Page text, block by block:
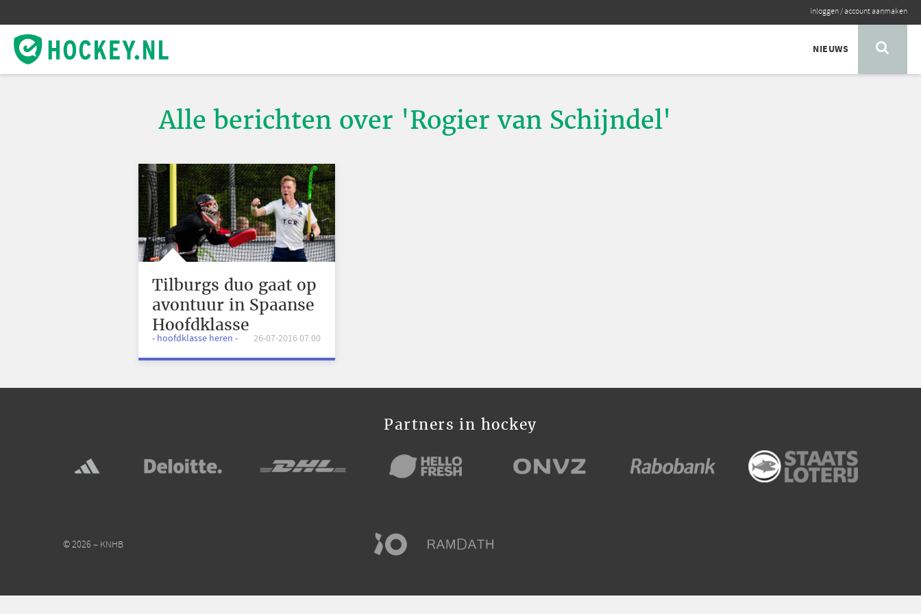
inloggen/account aanmaken
NIEUWS
Alle berichten over 'Rogier van Schijndel'
Tilburgs duo gaat op
avontuur in Spaanse
Hoofdklasse
- hoofdklasse heren - 26-07-2016 07:00
Partners in hockey
© 2026 – KNHB